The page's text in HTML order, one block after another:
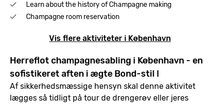
Learn about the history of Champagne making
Champagne room reservation
Vis flere aktiviteter i København
Herreflot champagnesabling i København - en
sofistikeret aften i ægte Bond-stil !
Af sikkerhedsmæssige hensyn skal denne aktivitet
lægges så tidligt på tour de drengerøv eller jeres